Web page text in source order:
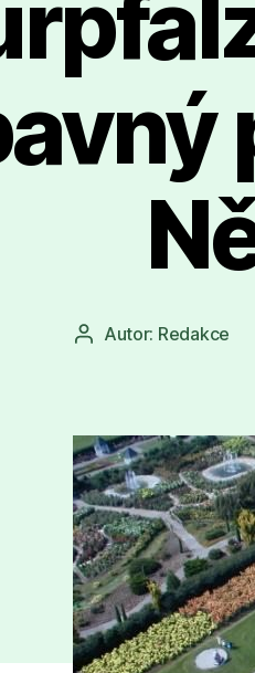
AutorAutor: Redakce